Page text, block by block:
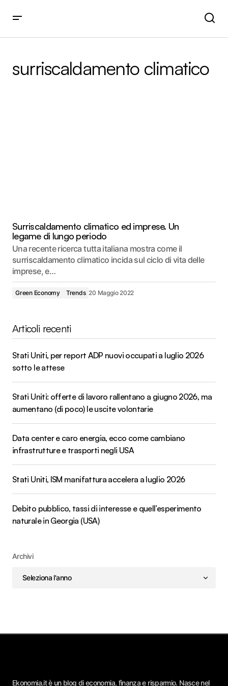
surriscaldamento climatico
Surriscaldamento climatico ed imprese. Un
legame di lungo periodo
Una recente ricerca tutta italiana mostra come il
surriscaldamento climatico incida sul ciclo di vita delle
imprese, e…
Green Economy Trends 20 Maggio 2022
Articoli recenti
Stati Uniti, per report ADP nuovi occupati a luglio 2026
sotto le attese
Stati Uniti: offerte di lavoro rallentano a giugno 2026, ma
aumentano (di poco) le uscite volontarie
Data center e caro energia, ecco come cambiano
infrastrutture e trasporti negli USA
Stati Uniti, ISM manifattura accelera a luglio 2026
Debito pubblico, tassi di interesse e quell’esperimento
naturale in Georgia (USA)
Archivi
Ekonomia.it è un blog di economia, finanza e risparmio. Nasce nel